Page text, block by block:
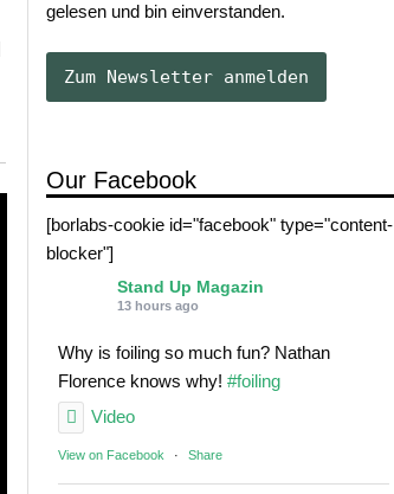
gelesen und bin einverstanden.
Our Facebook
[borlabs-cookie id="facebook" type="content-
blocker"]
Stand Up Magazin
13 hours ago
Why is foiling so much fun? Nathan
Florence knows why! #foiling
Video
View on Facebook · Share